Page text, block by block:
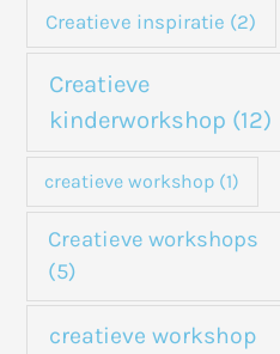
Creatieve inspiratie (2)
Creatieve
kinderworkshop (12)
creatieve workshop (1)
Creatieve workshops
(5)
creatieve workshop